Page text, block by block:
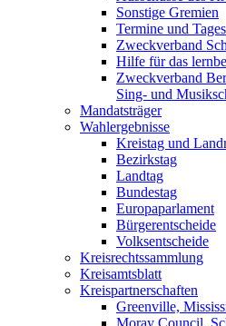
Sonstige Gremien
Termine und
Zweckverband
Hilfe für das
Zweckverband
Sing- und
Mandatsträger
Wahlergebnisse
Kreistag und
Bezirkstag
Landtag
Bundestag
Europaparlament
Bürgerentscheide
Volksentscheide
Kreisrechtssammlung
Kreisamtsblatt
Kreispartnerschaften
Greenville,
Moray Council,